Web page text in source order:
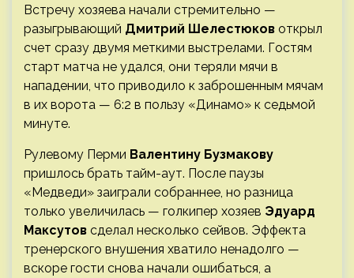
Встречу хозяева начали стремительно —
разыгрывающий Дмитрий Шелестюков открыл
счет сразу двумя меткими выстрелами. Гостям
старт матча не удался, они теряли мячи в
нападении, что приводило к заброшенным мячам
в их ворота — 6:2 в пользу «Динамо» к седьмой
минуте.
Рулевому Перми Валентину Бузмакову
пришлось брать тайм-аут. После паузы
«Медведи» заиграли собраннее, но разница
только увеличилась — голкипер хозяев Эдуард
Максутов сделал несколько сейвов. Эффекта
тренерского внушения хватило ненадолго —
вскоре гости снова начали ошибаться, а